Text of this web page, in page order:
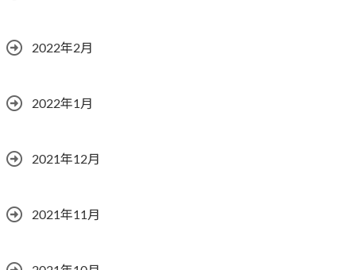
2022年2月
2022年1月
2021年12月
2021年11月